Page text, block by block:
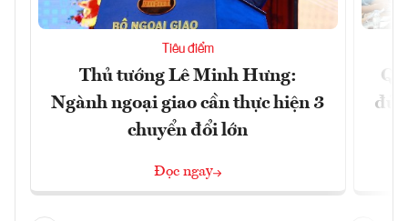
Tiêu điểm
Thủ tướng Lê Minh Hưng:
Ngành ngoại giao cần thực hiện 3
chuyển đổi lớn
Đọc ngay
đủ